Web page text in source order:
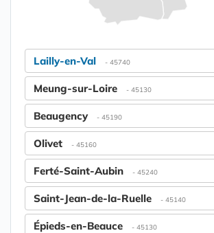
Lailly-en-Val - 45740
Meung-sur-Loire - 45130
Beaugency - 45190
Olivet - 45160
Ferté-Saint-Aubin - 45240
Saint-Jean-de-la-Ruelle - 45140
Épieds-en-Beauce - 45130